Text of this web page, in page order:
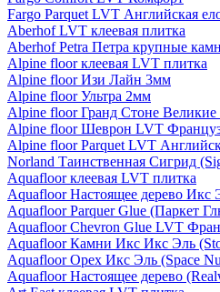
Fargo Parquet LVT Английская
Aberhof LVT клеевая плитка
Aberhof Petra Петра крупные
Alpine floor клеевая LVT плитка
Alpine floor Изи Лайн 3мм
Alpine floor Ультра 2мм
Alpine floor Гранд Стоне
Alpine floor Шеврон LVT
Alpine floor Parquet LVT
Norland Таинственная Сигрид
Aquafloor клеевая LVT плитка
Aquafloor Настоящее дерево Икс
Aquafloor Parquer Glue (Паркет
Aquafloor Chevron Glue LVT
Aquafloor Камни Икс Икс Эль
Aquafloor Орех Икс Эль (Space
Aquafloor Настоящее дерево